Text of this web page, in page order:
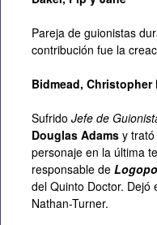
Pareja de guionistas
contribución fue la
Bidmead, Christopher
Sufrido Jefe de
Douglas Adams y
personaje en la última
responsable de
del Quinto Doctor. Dejó
Nathan-Turner.